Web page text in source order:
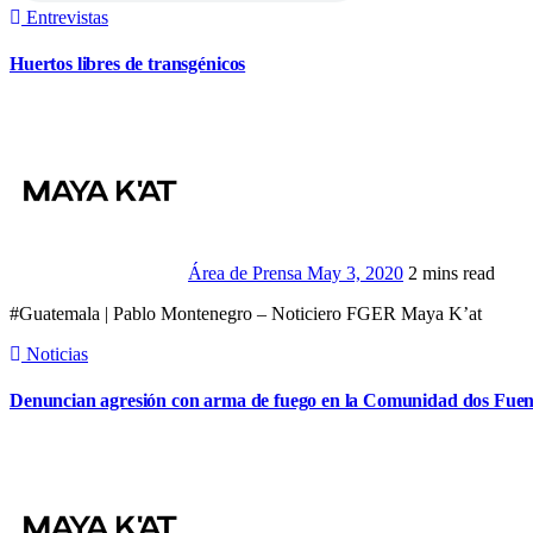
Entrevistas
Huertos libres de transgénicos
Área de Prensa May 3, 2020 2 mins read
#Guatemala | Pablo Montenegro – Noticiero FGER Maya K’at
Noticias
Denuncian agresión con arma de fuego en la Comunidad dos